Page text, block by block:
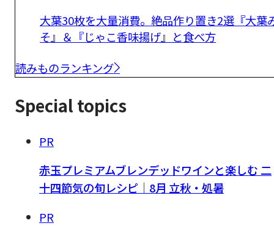
大葉30枚を大量消費。絶品作り置き2選『大葉
そ』＆『じゃこ香味揚げ』と食べ方
読みものランキング
Special topics
PR
赤玉プレミアムブレンデッドワインと楽しむ 二
十四節気の旬レシピ｜8月 立秋・処暑
PR